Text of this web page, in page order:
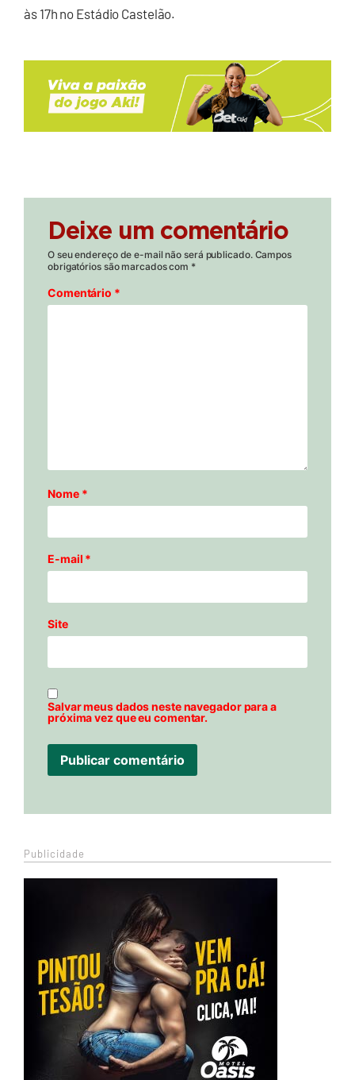
às 17h no Estádio Castelão.
Deixe um comentário
O seu endereço de e-mail não será publicado. Campos
obrigatórios são marcados com *
Comentário *
Nome *
E-mail *
Site
Salvar meus dados neste navegador para a
próxima vez que eu comentar.
Publicidade